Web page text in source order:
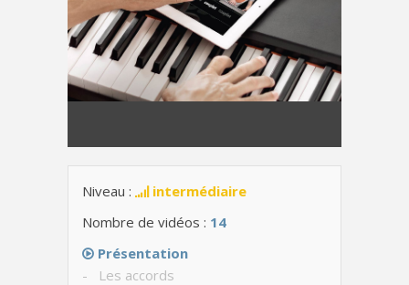
Niveau :
intermédiaire
Nombre de vidéos : 14
Présentation
- Les accords